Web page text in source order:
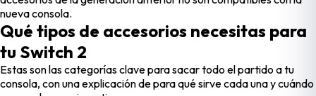
nueva consola.
Qué tipos de accesorios necesitas para
tu Switch 2
Estas son las categorías clave para sacar todo el partido a tu
consola, con una explicación de para qué sirve cada una y cuándo